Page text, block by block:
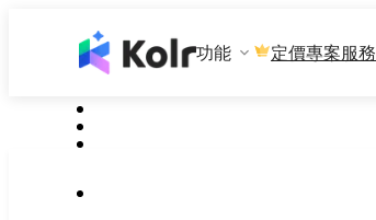
功能 定價專案服務